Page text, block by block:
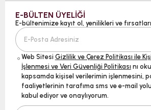
E-BÜLTEN ÜYELİĞİ
E-bültenimize kayıt ol, yenilikleri ve
Web Sitesi Gizlilik ve Çerez Politikası ile
İşlenmesi ve Veri Güvenliği Politikası nı
kapsamda kişisel verilerimin işlenmesini,
faaliyetlerinin tarafıma sms ve e-mail
kabul ediyor ve onaylıyorum.